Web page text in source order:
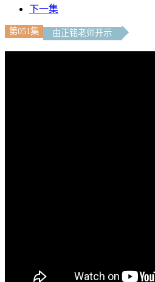
下一集
第051集 由正铭老师开示
水，令人狂醉，七日乃解。时